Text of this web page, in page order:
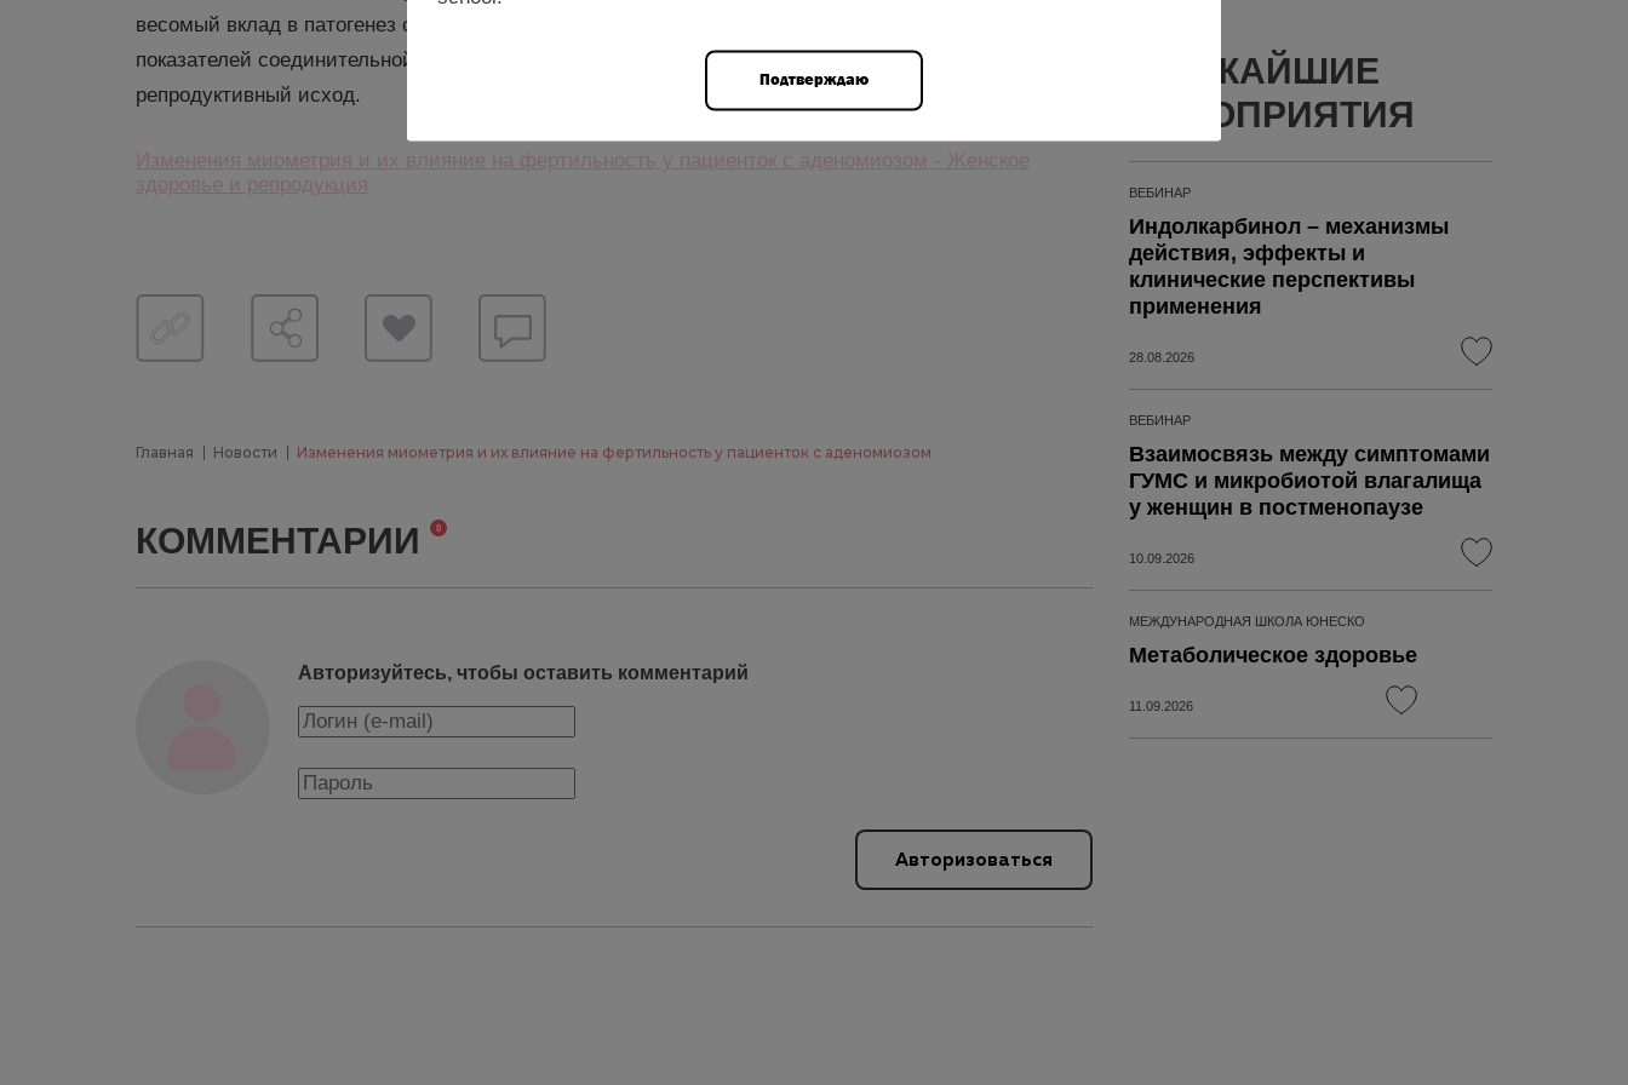
весомый вклад в патогенез снижения фертильности у пациенток с аденомиозом, а измерение
показателей соединительной зоны на преконцепционным этапе позволяет прогнозировать
репродуктивный исход.
Изменения миометрия и их влияние на фертильность у пациенток с аденомиозом - Женское
здоровье и репродукция
Главная Новости Изменения миометрия и их влияние на фертильность у пациенток с аденомиозом
КОММЕНТАРИИ 0
Авторизуйтесь, чтобы оставить комментарий
Авторизоваться
БЛИЖАЙШИЕ
МЕРОПРИЯТИЯ
ВЕБИНАР
Индолкарбинол – механизмы
действия, эффекты и
клинические перспективы
применения
28.08.2026
ВЕБИНАР
Взаимосвязь между симптомами
ГУМС и микробиотой влагалища
у женщин в постменопаузе
10.09.2026
МЕЖДУНАРОДНАЯ ШКОЛА ЮНЕСКО
Метаболическое здоровье
11.09.2026
Подтверждаю